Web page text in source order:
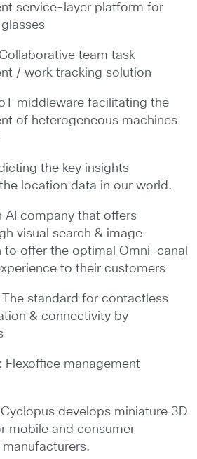
service-layer platform for
team task
/ work tracking solution
middleware facilitating the
of heterogeneous machines
the key insights
location data in our world.
AI company that offers
visual search & image
to offer the optimal Omni-canal
to their customers
The standard for contactless
& connectivity by
: Flexoffice management
develops miniature 3D
mobile and consumer